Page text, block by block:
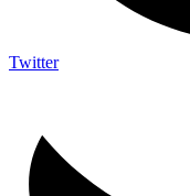
Twitter